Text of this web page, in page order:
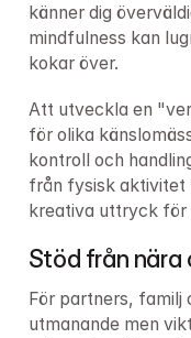
känner dig
mindfulness kan
kokar över.
Att utveckla en
för olika
kontroll och
från fysisk aktivitet
kreativa uttryck för
Stöd från nära
För partners, familj
utmanande men